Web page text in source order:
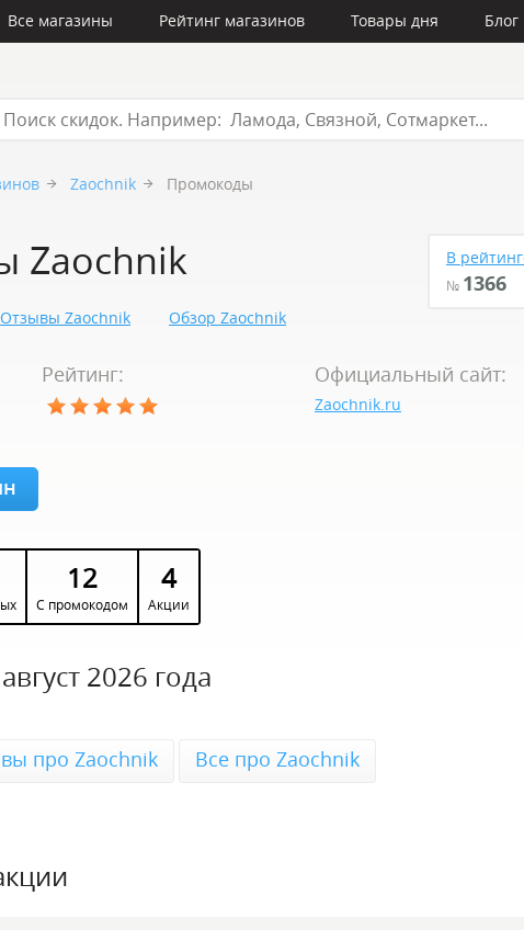
Все магазины Рейтинг магазинов Товары дня Блог
Zaochnik Промокоды
Zaochnik В
№ 1366
Отзывы Zaochnik Обзор Zaochnik
Рейтинг: Официальный сайт:
Zaochnik.ru
12
С промокодом
4
Акции
2026 года
про Zaochnik Все про Zaochnik